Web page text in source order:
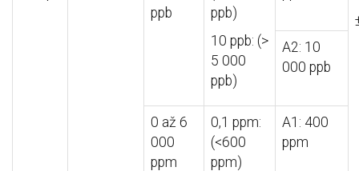
ppb
ppb)
10 ppb: (>
5 000
ppb)
A2: 10
000 ppb
0 až 6
000
ppm
0,1 ppm:
(<600
ppm)
A1: 400
ppm